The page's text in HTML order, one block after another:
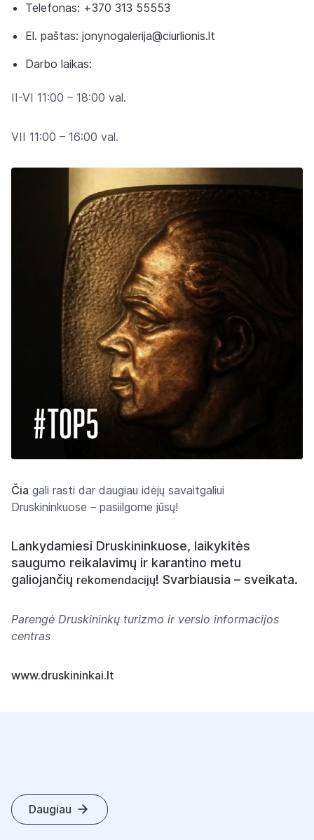
Telefonas: +370 313 55553
El. paštas: jonynogalerija@ciurlionis.lt
Darbo laikas:
II-VI 11:00 – 18:00 val.
VII 11:00 – 16:00 val.
Čia gali rasti dar daugiau idėjų savaitgaliui
Druskininkuose – pasiilgome jūsų!
Lankydamiesi Druskininkuose, laikykitės
saugumo reikalavimų ir karantino metu
galiojančių rekomendacijų! Svarbiausia – sveikata.
Parengė Druskininkų turizmo ir verslo informacijos
centras
www.druskininkai.lt
Daugiau